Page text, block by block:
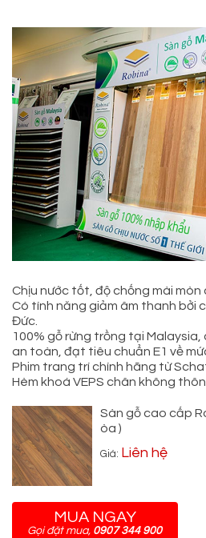
Chịu nước tốt, độ chống mài
Có tính năng giảm âm thanh bởi
Đức.
100% gỗ rừng trồng tại Malaysia,
an toàn, đạt tiêu chuẩn E1 về
Phim trang trí chính hãng từ
Hèm khoá VEPS chân không
Sàn gỗ cao cấp
òa )
Giá: Liên hệ
MUA NGAY
Gọi đặt mua, 0907 344 900